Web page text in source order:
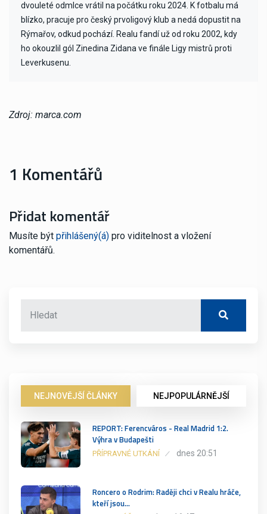
dvouleté odmlce vrátil na počátku roku 2024. K fotbalu má
blízko, pracuje pro český prvoligový klub a nedá dopustit na
Rýmařov, odkud pochází. Realu fandí už od roku 2002, kdy
ho okouzlil gól Zinedina Zidana ve finále Ligy mistrů proti
Leverkusenu.
Zdroj: marca.com
1 Komentářů
Přidat komentář
Musíte být přihlášený(á) pro viditelnost a vložení
komentářů.
NEJNOVĚJŠÍ ČLÁNKY NEJPOPULÁRNĚJŠÍ
REPORT: Ferencváros - Real Madrid 1:2.
Výhra v Budapešti
PŘÍPRAVNÉ UTKÁNÍ dnes 20:51
Roncero o Rodrim: Raději chci v Realu hráče,
kteří jsou…